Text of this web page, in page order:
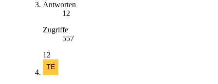
Antworten
12
Zugriffe
557
12